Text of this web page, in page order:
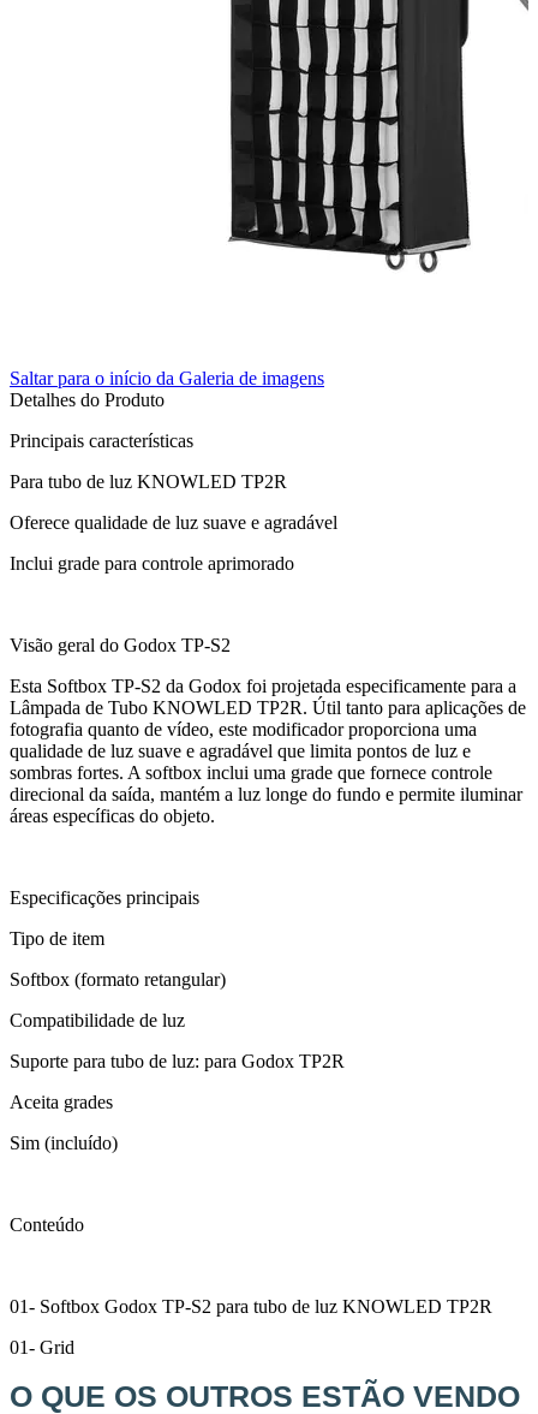
Triopo
Tsunami
Tulipa
Ulanzi
Waywel
ZG Cine
ZIFON
ZSYB
Saltar para o início da Galeria de imagens
Detalhes do Produto
Principais características
Para tubo de luz KNOWLED TP2R
Oferece qualidade de luz suave e agradável
Inclui grade para controle aprimorado
Visão geral do Godox TP-S2
Esta Softbox TP-S2 da Godox foi projetada especificamente para a
Lâmpada de Tubo KNOWLED TP2R. Útil tanto para aplicações de
fotografia quanto de vídeo, este modificador proporciona uma
qualidade de luz suave e agradável que limita pontos de luz e
sombras fortes. A softbox inclui uma grade que fornece controle
direcional da saída, mantém a luz longe do fundo e permite iluminar
áreas específicas do objeto.
Especificações principais
Tipo de item
Softbox (formato retangular)
Compatibilidade de luz
Suporte para tubo de luz: para Godox TP2R
Aceita grades
Sim (incluído)
Conteúdo
01- Softbox Godox TP-S2 para tubo de luz KNOWLED TP2R
01- Grid
O QUE OS OUTROS ESTÃO VENDO